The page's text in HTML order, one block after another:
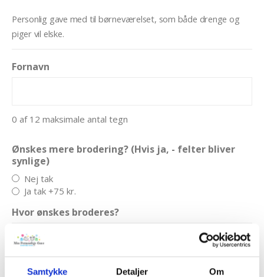
Samtykke Detaljer Om
Personlig gave med til børneværelset, som både drenge og
piger vil elske.
Fornavn
0 af 12 maksimale antal tegn
Ønskes mere brodering? (Hvis ja, - felter bliver
synlige)
Nej tak
Ja tak +75 kr.
Hvor ønskes broderes?
Valg af skrifttype